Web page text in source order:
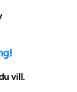
vill.